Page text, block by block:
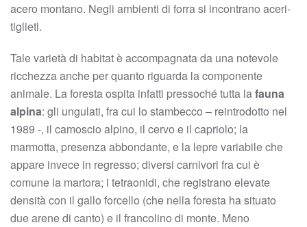
acero montano. Negli ambienti di forra si incontrano aceri-
tiglieti.
Tale varietà di habitat è accompagnata da una notevole
ricchezza anche per quanto riguarda la componente
animale. La foresta ospita infatti pressoché tutta lafauna
alpina: gli ungulati, fra cui lo stambecco – reintrodotto nel
1989 -, il camoscio alpino, il cervo e il capriolo; la
marmotta, presenza abbondante, e la lepre variabile che
appare invece in regresso; diversi carnivori fra cui è
comune la martora; i tetraonidi, che registrano elevate
densità con il gallo forcello (che nella foresta ha situato
due arene di canto) e il francolino di monte. Meno